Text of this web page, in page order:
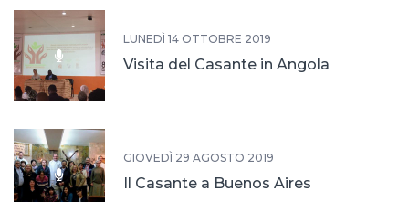
LUNEDÌ 14 OTTOBRE 2019
Visita del Casante in Angola
GIOVEDÌ 29 AGOSTO 2019
Il Casante a Buenos Aires